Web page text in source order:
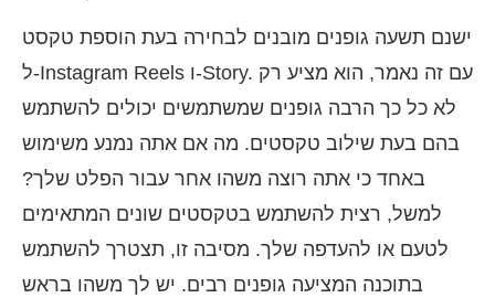
ישנם תשעה גופנים מובנים לבחירה בעת הוספת טקסט
ל-Instagram Reels ו-Story. עם זה נאמר, הוא מציע רק
לא כל כך הרבה גופנים שמשתמשים יכולים להשתמש
בהם בעת שילוב טקסטים. מה אם אתה נמנע משימוש
באחד כי אתה רוצה משהו אחר עבור הפלט שלך?
למשל, רצית להשתמש בטקסטים שונים המתאימים
לטעם או להעדפה שלך. מסיבה זו, תצטרך להשתמש
בתוכנה המציעה גופנים רבים. יש לך משהו בראש